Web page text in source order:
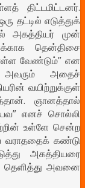
திட்டமிட்டனர்.
தட்டில் எடுத்துக்
அகத்தியர் முன்
தென்திசை
வேண்டும்” என
அவரும் அதைச்
வயிற்றுக்குள்
ஞானத்தால்
எனச் சொல்லி
உள்ளே சென்ற
வராததைக் கண்டு
அகத்தியரை
தெளித்து அவனை